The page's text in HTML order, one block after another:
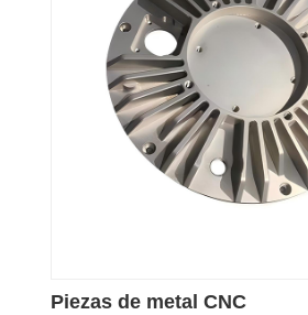
Piezas de metal CNC